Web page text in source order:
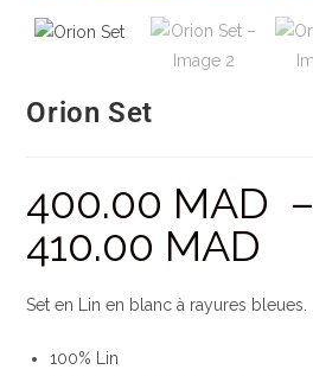
Orion Set
400.00 MAD –
410.00 MAD
Set en Lin en blanc à rayures bleues.
100% Lin